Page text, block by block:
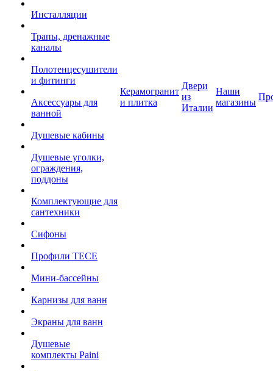
Инсталляции
Трапы, дренажные
каналы
Полотенцесушители
и фитинги
Аксессуары для
ванной
Душевые кабины
Душевые уголки,
ограждения,
поддоны
Комплектующие для
сантехники
Сифоны
Профили TECE
Мини-бассейны
Карнизы для ванн
Экраны для ванн
Душевые
комплекты Paini
Керамогранит
и плитка
Двери
из
Италии
Наши
магазины